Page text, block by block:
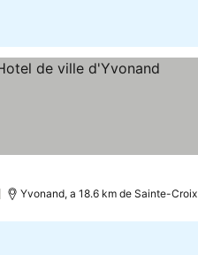
Yvonand, a 18.6 km de Sainte-Croix